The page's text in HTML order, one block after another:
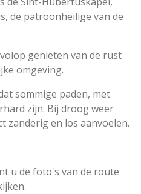
de patroonheilige van de
genieten van de rust
omgeving.
sommige paden, met
zijn. Bij droog weer
zanderig en los aanvoelen.
u de foto's van de route